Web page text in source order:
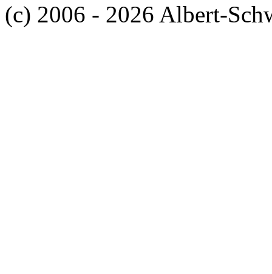
(c) 2006 - 2026 Albert-